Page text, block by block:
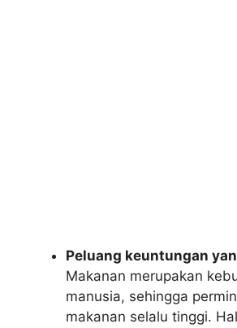
Peluang keuntungan
Makanan merupakan
manusia, sehingga
makanan selalu tinggi.